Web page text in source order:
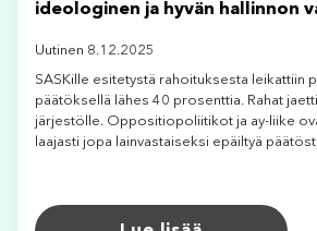
ideologinen ja hyvän hallinnon
Uutinen 8.12.2025
SASKille esitetystä rahoituksesta leikattiin
päätöksellä lähes 40 prosenttia. Rahat
järjestölle. Oppositiopoliitikot ja ay-liike
laajasti jopa lainvastaiseksi epäiltyä